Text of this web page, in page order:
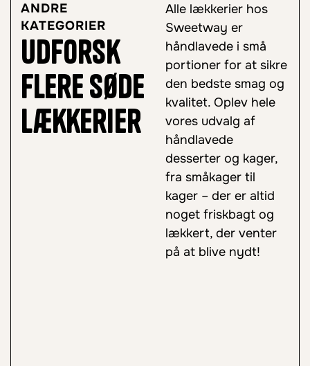
ANDRE
KATEGORIER
Udforsk
flere søde
lækkerier
Alle lækkerier hos
Sweetway er
håndlavede i små
portioner for at sikre
den bedste smag og
kvalitet. Oplev hele
vores udvalg af
håndlavede
desserter og kager,
fra småkager til
kager – der er altid
noget friskbagt og
lækkert, der venter
på at blive nydt!